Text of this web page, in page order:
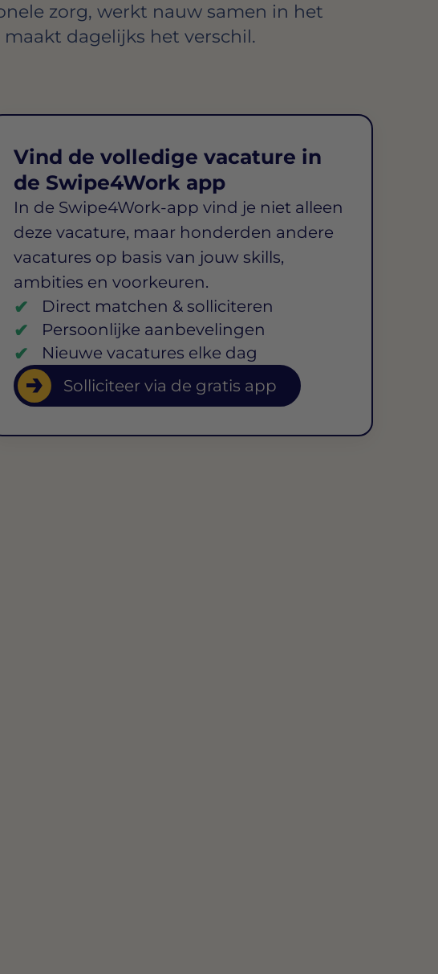
zorg, werkt nauw samen in het
dagelijks het verschil.
Vind de volledige vacature in
de Swipe4Work app
In de Swipe4Work-app vind je niet alleen
deze vacature, maar honderden andere
vacatures op basis van jouw skills,
ambities en voorkeuren.
Direct matchen & solliciteren
Persoonlijke aanbevelingen
Nieuwe vacatures elke dag
Solliciteer via de gratis app